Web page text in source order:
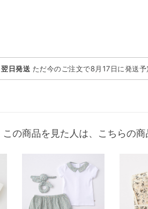
日発送 ただ今のご注文で8月17日に発送予
この商品を見た人は、こちらの商